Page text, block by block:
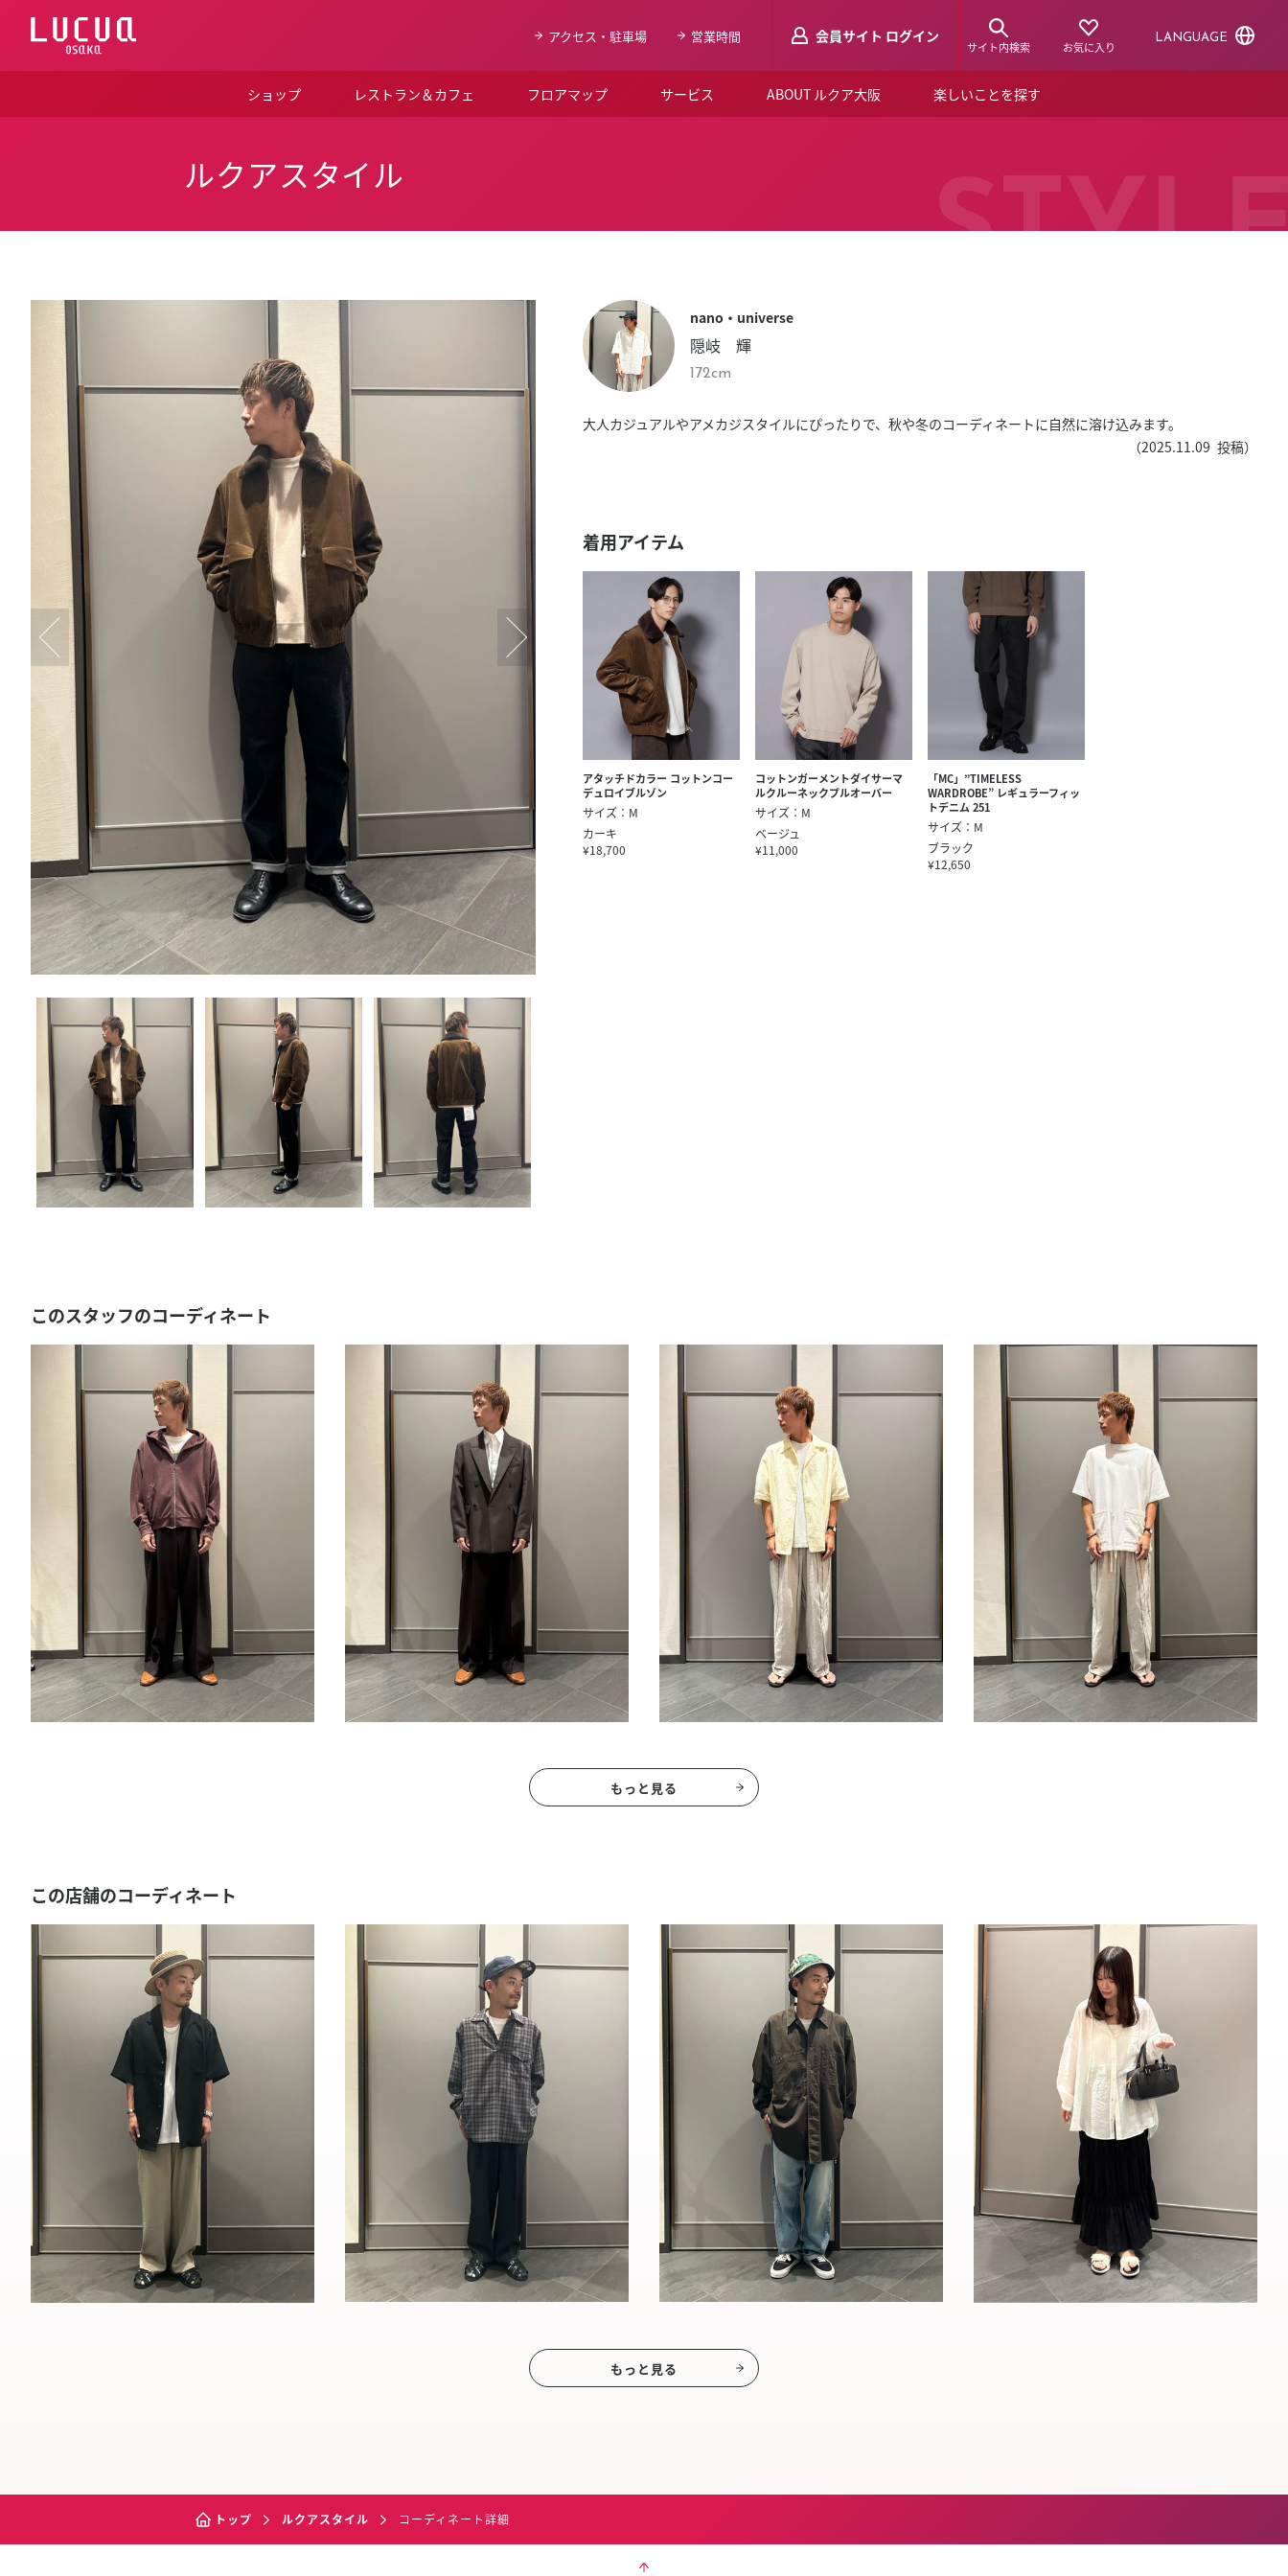
ス
アクセス・駐車場 営業時間 会員サイト ログイン
サイト内検索 お気に入り
LANGUAGE
ショップ レストラン＆カフェ フロアマップ サービス ABOUT ルクア大阪
SNSアカウント一覧
LUCUAブライダルクラブ
スタッフ募集（長期で働きたい方）
楽しいことを探す
ショップニュース
ルクアスタイル
ルクアスタイル
nano・universe
隠岐 輝
172cm
大人カジュアルやアメカジスタイルにぴったりで、秋や冬のコーディネートに自然に溶け込みます。
（2025.11.09 投稿）
着用アイテム
アタッチドカラー コットンコー
デュロイブルゾン
サイズ：M
カーキ
¥18,700
コットンガーメントダイサーマ
ルクルーネックプルオーバー
サイズ：M
ベージュ
¥11,000
「MC」”TIMELESS
WARDROBE” レギュラーフィッ
トデニム 251
サイズ：M
ブラック
¥12,650
このスタッフのコーディネート
もっと見る
この店舗のコーディネート
もっと見る
トップ ルクアスタイル コーディネート詳細